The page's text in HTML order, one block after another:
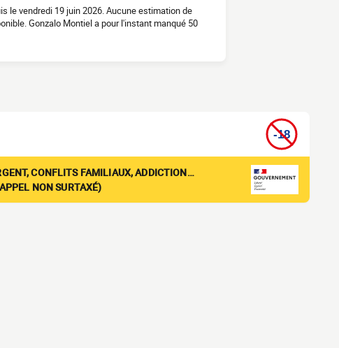
le vendredi 19 juin 2026. Aucune estimation de
Gonzalo Montiel a pour l'instant manqué 50
CONFLITS FAMILIAUX, ADDICTION…
NON SURTAXÉ)